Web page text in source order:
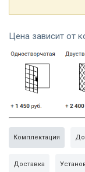
Цена зависит от
Комплектация
Доставка